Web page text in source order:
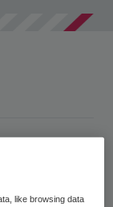
like browsing data